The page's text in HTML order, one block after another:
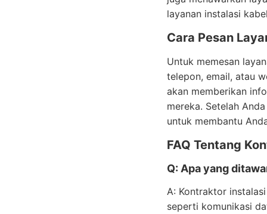
layanan instalasi
Cara Pesan
Untuk memesan
telepon, email, atau
akan memberikan
mereka. Setelah
untuk membantu
FAQ Tentang
Q: Apa yang
A: Kontraktor
seperti komunikasi